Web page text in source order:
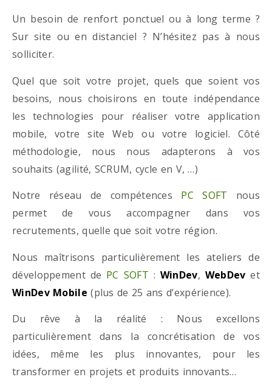
Un besoin de renfort ponctuel ou à long terme ?
Sur site ou en distanciel ? N’hésitez pas à nous
solliciter.
Quel que soit votre projet, quels que soient vos
besoins, nous choisirons en toute indépendance
les technologies pour réaliser votre application
mobile, votre site Web ou votre logiciel. Côté
méthodologie, nous nous adapterons à vos
souhaits (agilité, SCRUM, cycle en V, …)
Notre réseau de compétences PC SOFT nous
permet de vous accompagner dans vos
recrutements, quelle que soit votre région.
Nous maîtrisons particulièrement les ateliers de
développement de PC SOFT : WinDev, WebDev et
WinDev Mobile (plus de 25 ans d’expérience).
Du rêve à la réalité : Nous excellons
particulièrement dans la concrétisation de vos
idées, même les plus innovantes, pour les
transformer en projets et produits innovants…